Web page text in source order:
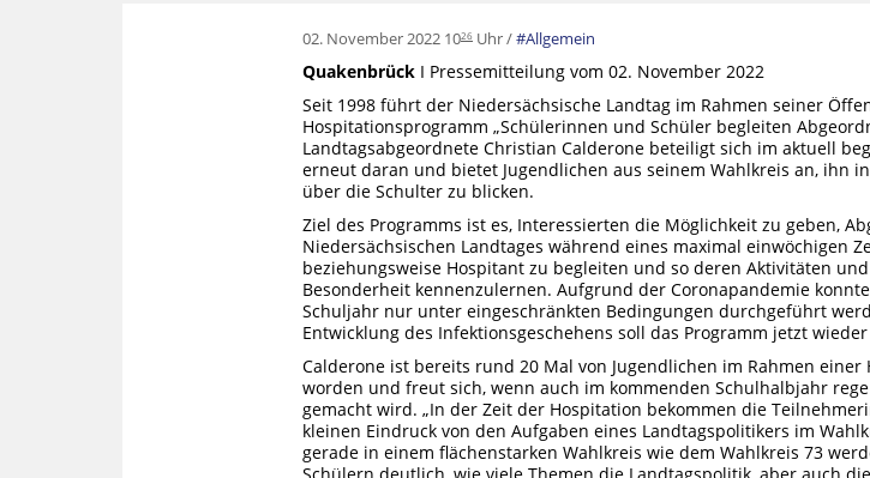
02. November 2022 1026 Uhr Allgemein
Quakenbrück I Pressemitteilung vom 02. November 2022
Seit 1998 führt der Niedersächsische Landtag im Rahmen seiner
Hospitationsprogramm „Schülerinnen und Schüler begleiten
Landtagsabgeordnete Christian Calderone beteiligt sich im aktuell
erneut daran und bietet Jugendlichen aus seinem Wahlkreis an, ihn
über die Schulter zu blicken.
Ziel des Programms ist es, Interessierten die Möglichkeit zu geben,
Niedersächsischen Landtages während eines maximal einwöchigen
beziehungsweise Hospitant zu begleiten und so deren Aktivitäten
Besonderheit kennenzulernen. Aufgrund der Coronapandemie
Schuljahr nur unter eingeschränkten Bedingungen durchgeführt
Entwicklung des Infektionsgeschehens soll das Programm jetzt
Calderone ist bereits rund 20 Mal von Jugendlichen im Rahmen
worden und freut sich, wenn auch im kommenden Schulhalbjahr
gemacht wird. „In der Zeit der Hospitation bekommen die
kleinen Eindruck von den Aufgaben eines Landtagspolitikers im
gerade in einem flächenstarken Wahlkreis wie dem Wahlkreis 73